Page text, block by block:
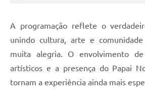
A programação reflete o
unindo cultura, arte e
muita alegria. O envolvimento
artísticos e a presença do Papai
tornam a experiência ainda mais